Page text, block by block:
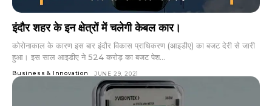
इंदौर शहर के इन क्षेत्रों में चलेगी केबल कार।
कोरोनाकाल के कारण इस बार इंदौर विकास प्राधिकरण (आइडीए) का बजट देरी से जारी
हुआ। इस साल आइडीए ने 524 करोड़ का बजट पेश...
Business & Innovation JUNE 29, 2021